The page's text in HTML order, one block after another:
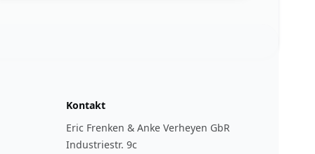
Kontakt
Eric Frenken & Anke Verheyen GbR
Industriestr. 9c